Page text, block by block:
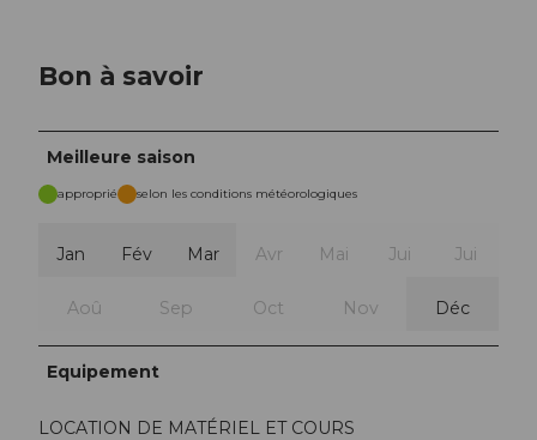
Bon à savoir
Meilleure saison
approprié selon les conditions météorologiques
Jan Fév Mar Avr Mai Jui Jui
Aoû Sep Oct Nov Déc
Equipement
LOCATION DE MATÉRIEL ET COURS